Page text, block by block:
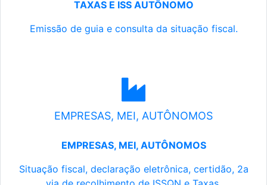
TAXAS E ISS AUTÔNOMO
Emissão de guia e consulta da situação fiscal.
EMPRESAS, MEI, AUTÔNOMOS
EMPRESAS, MEI, AUTÔNOMOS
Situação fiscal, declaração eletrônica, certidão, 2a